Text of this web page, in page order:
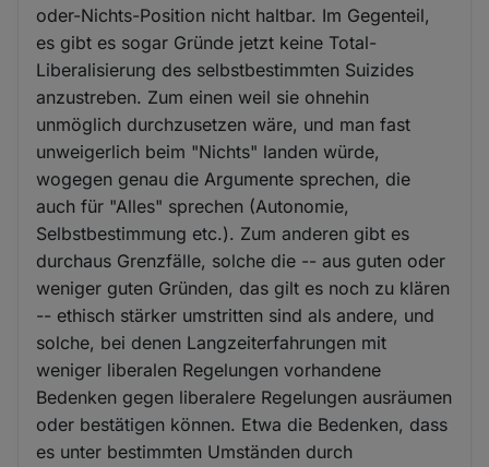
oder-Nichts-Position nicht haltbar. Im Gegenteil,
es gibt es sogar Gründe jetzt keine Total-
Liberalisierung des selbstbestimmten Suizides
anzustreben. Zum einen weil sie ohnehin
unmöglich durchzusetzen wäre, und man fast
unweigerlich beim "Nichts" landen würde,
wogegen genau die Argumente sprechen, die
auch für "Alles" sprechen (Autonomie,
Selbstbestimmung etc.). Zum anderen gibt es
durchaus Grenzfälle, solche die -- aus guten oder
weniger guten Gründen, das gilt es noch zu klären
-- ethisch stärker umstritten sind als andere, und
solche, bei denen Langzeiterfahrungen mit
weniger liberalen Regelungen vorhandene
Bedenken gegen liberalere Regelungen ausräumen
oder bestätigen können. Etwa die Bedenken, dass
es unter bestimmten Umständen durch